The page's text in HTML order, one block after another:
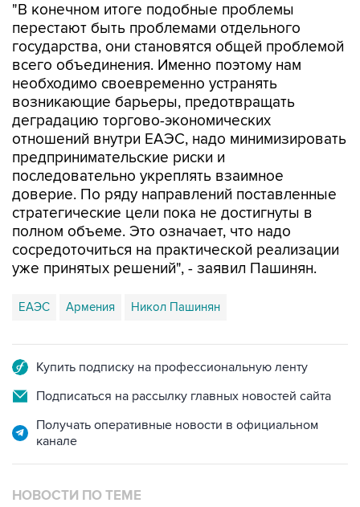
"В конечном итоге подобные проблемы
перестают быть проблемами отдельного
государства, они становятся общей проблемой
всего объединения. Именно поэтому нам
необходимо своевременно устранять
возникающие барьеры, предотвращать
деградацию торгово-экономических
отношений внутри ЕАЭС, надо минимизировать
предпринимательские риски и
последовательно укреплять взаимное
доверие. По ряду направлений поставленные
стратегические цели пока не достигнуты в
полном объеме. Это означает, что надо
сосредоточиться на практической реализации
уже принятых решений", - заявил Пашинян.
ЕАЭС Армения Никол Пашинян
Купить подписку на профессиональную ленту
Подписаться на рассылку главных новостей сайта
Получать оперативные новости в официальном
канале
НОВОСТИ ПО ТЕМЕ